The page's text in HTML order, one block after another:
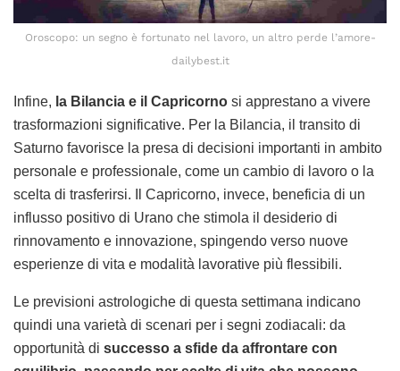
Oroscopo: un segno è fortunato nel lavoro, un altro perde l’amore-
dailybest.it
Infine, la Bilancia e il Capricorno si apprestano a vivere
trasformazioni significative. Per la Bilancia, il transito di
Saturno favorisce la presa di decisioni importanti in ambito
personale e professionale, come un cambio di lavoro o la
scelta di trasferirsi. Il Capricorno, invece, beneficia di un
influsso positivo di Urano che stimola il desiderio di
rinnovamento e innovazione, spingendo verso nuove
esperienze di vita e modalità lavorative più flessibili.
Le previsioni astrologiche di questa settimana indicano
quindi una varietà di scenari per i segni zodiacali: da
opportunità di successo a sfide da affrontare con